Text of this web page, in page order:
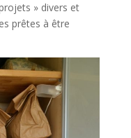
» divers et
prêtes à être